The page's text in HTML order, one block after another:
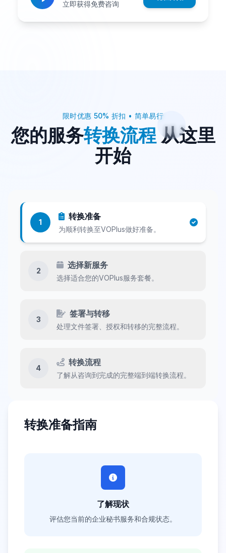
立即获得免费咨询
限时优惠 50% 折扣 • 简单易行
您的服务转换流程 从这里
开始
1
转换准备
为顺利转换至VOPlus做好准备。
2
选择新服务
选择适合您的VOPlus服务套餐。
3
签署与转移
处理文件签署、授权和转移的完整流程。
4
转换流程
了解从咨询到完成的完整端到端转换流程。
转换准备指南
了解现状
评估您当前的企业秘书服务和合规状态。